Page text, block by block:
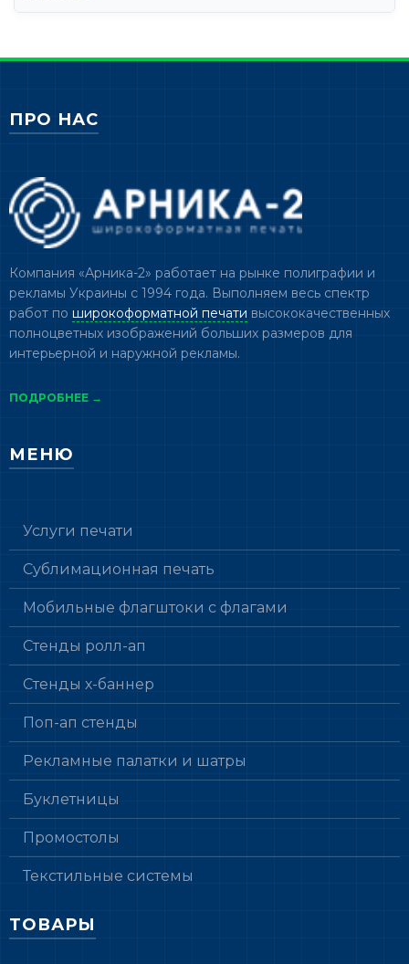
ПРО НАС
Компания «Арника-2» работает на рынке полиграфии и
рекламы Украины с 1994 года. Выполняем весь спектр
работ по широкоформатной печати высококачественных
полноцветных изображений больших размеров для
интерьерной и наружной рекламы.
ПОДРОБНЕЕ →
МЕНЮ
Услуги печати
Сублимационная печать
Мобильные флагштоки с флагами
Стенды ролл-ап
Стенды х-баннер
Поп-ап стенды
Рекламные палатки и шатры
Буклетницы
Промостолы
Текстильные системы
ТОВАРЫ